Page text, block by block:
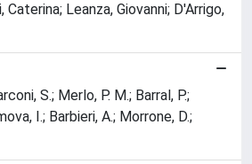
Leanza, Giovanni; D'Arrigo,
S.; Merlo, P. M.; Barral, P.;
I.; Barbieri, A.; Morrone, D.;